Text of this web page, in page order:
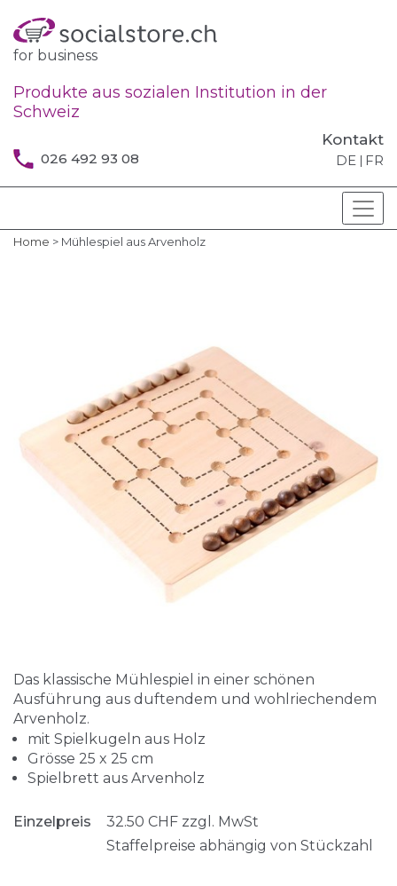
026 492 93 08
Kontakt
DE FR
for business
Produkte aus sozialen Institution in der
Schweiz
Home > Mühlespiel aus Arvenholz
Das klassische Mühlespiel in einer schönen
Ausführung aus duftendem und wohlriechendem
Arvenholz.
mit Spielkugeln aus Holz
Grösse 25 x 25 cm
Spielbrett aus Arvenholz
Einzelpreis 32.50 CHF zzgl. MwSt
Staffelpreise abhängig von Stückzahl